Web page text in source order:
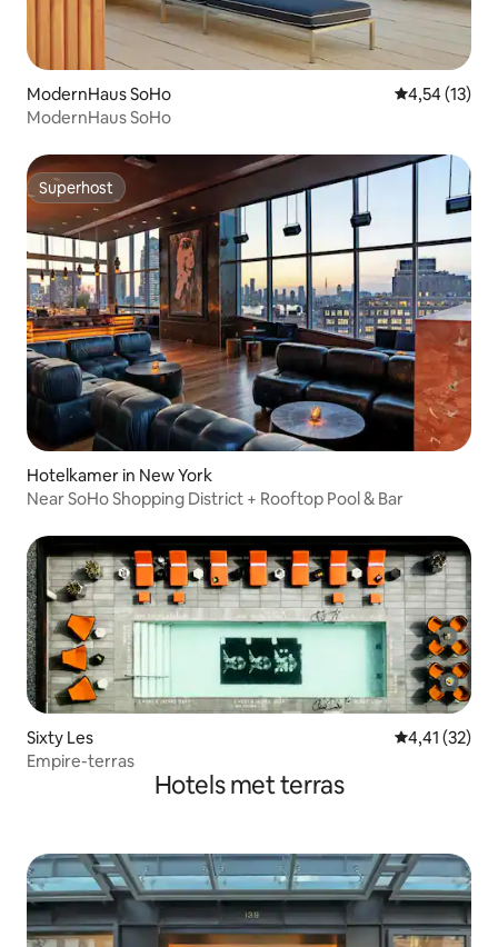
ModernHaus SoHo Gemiddelde
4,54 (13)
ModernHaus SoHo
Superhost
Superhost
Hotelkamer in New York
Near SoHo Shopping District + Rooftop Pool & Bar
Sixty Les Gemiddelde
4,41 (32)
Empire-terras
Hotels met terras